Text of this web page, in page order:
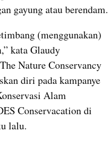
gayung atau berendam.
(menggunakan)
kata Glaudy
Nature Conservancy
diri pada kampanye
Alam
Conservacation di
lalu.